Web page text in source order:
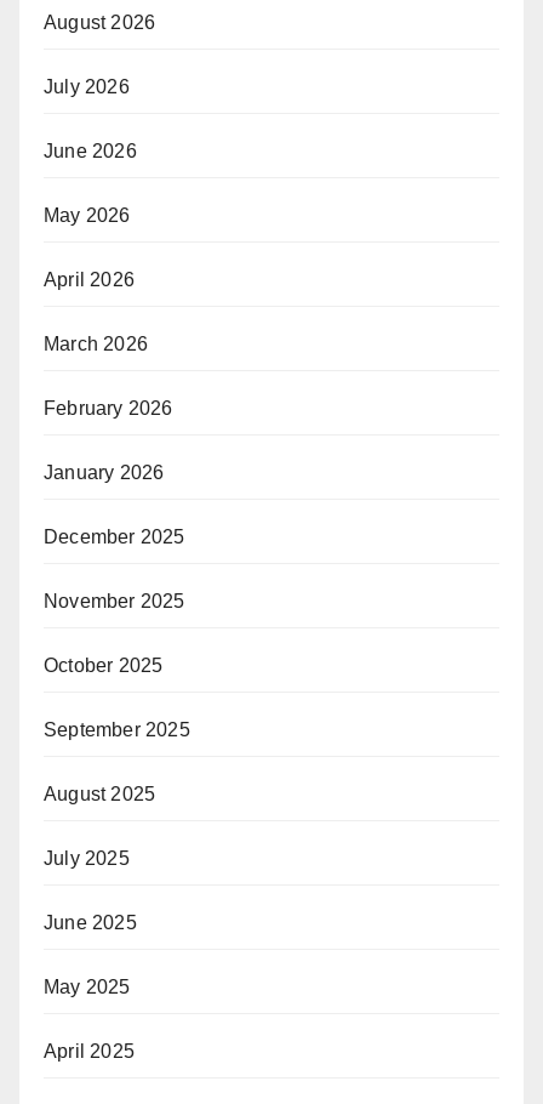
August 2026
July 2026
June 2026
May 2026
April 2026
March 2026
February 2026
January 2026
December 2025
November 2025
October 2025
September 2025
August 2025
July 2025
June 2025
May 2025
April 2025